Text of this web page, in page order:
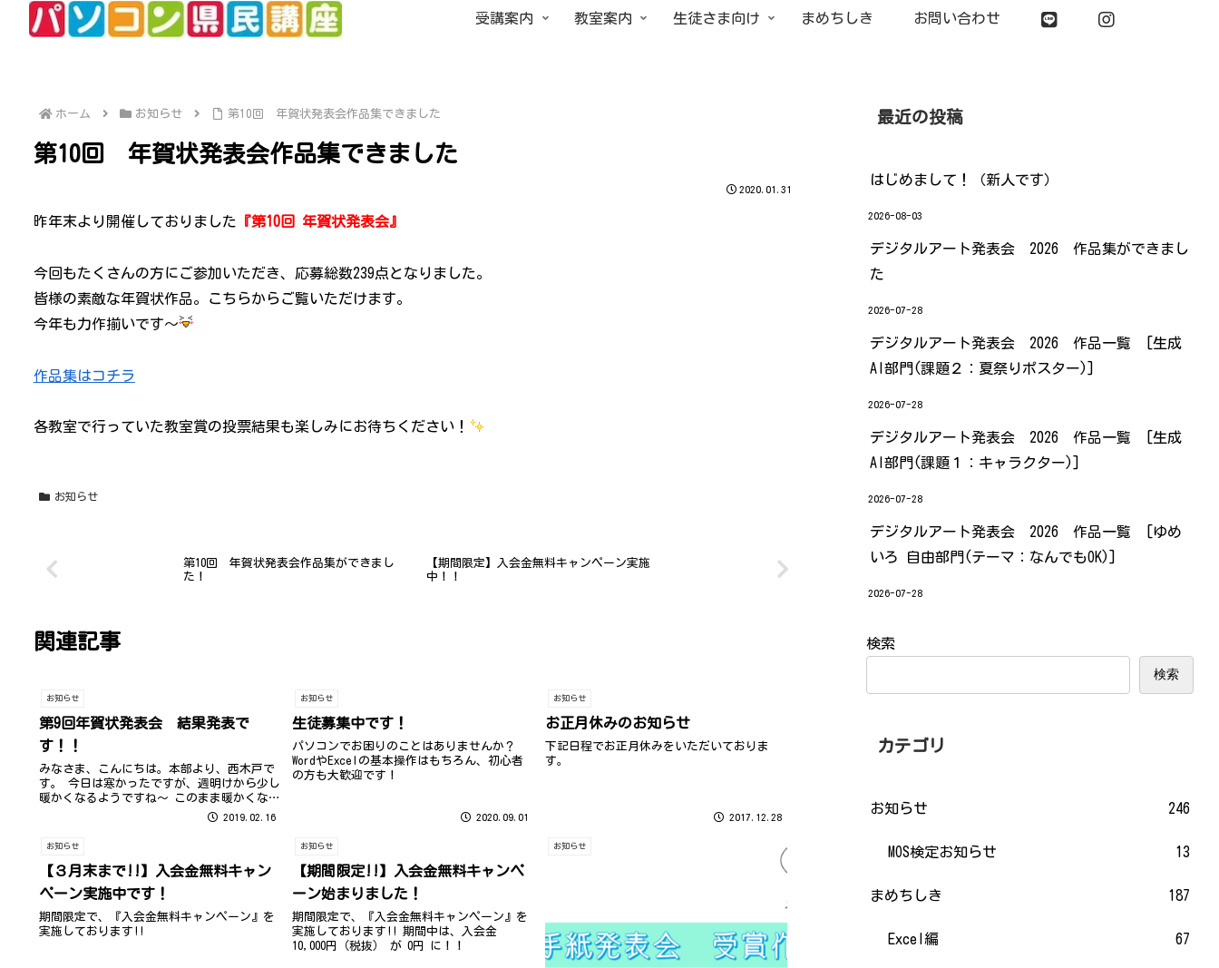
受講案内 教室案内 生徒さま向け まめちしき お問い合わせ
ホーム お知らせ 第10回 年賀状発表会作品集できました
第10回 年賀状発表会作品集できました
2020.01.31
昨年末より開催しておりました 『第10回 年賀状発表会』
今回もたくさんの方にご参加いただき、応募総数239点となりました。
皆様の素敵な年賀状作品。こちらからご覧いただけます。
今年も力作揃いです～
作品集はコチラ
各教室で行っていた教室賞の投票結果も楽しみにお待ちください！
お知らせ
第10回 年賀状発表会作品集ができまし
た！
【期間限定】入会金無料キャンペーン実施
中！！
関連記事
お知らせ
第9回年賀状発表会 結果発表で
す！！
みなさま、こんにちは。本部より、西木戸で
す。 今日は寒かったですが、週明けから少し
暖かくなるようですね～ このまま暖かくなっ
てほしいです… 寒暖差がありますので、みな
2019.02.16
お知らせ
生徒募集中です！
パソコンでお困りのことはありませんか？
WordやExcelの基本操作はもちろん、初心者
の方も大歓迎です！
2020.09.01
お知らせ
お正月休みのお知らせ
下記日程でお正月休みをいただいておりま
す。
2017.12.28
お知らせ
【３月末まで!!】入会金無料キャン
ペーン実施中です！
期間限定で、『入会金無料キャンペーン』を
実施しております!!
お知らせ
【期間限定!!】入会金無料キャンペ
ーン始まりました！
期間限定で、『入会金無料キャンペーン』を
実施しております!! 期間中は、入会金
10,000円（税抜） が 0円 に！！
お知らせ
最近の投稿
はじめまして！（新人です）
2026-08-03
デジタルアート発表会 2026 作品集ができまし
た
2026-07-28
デジタルアート発表会 2026 作品一覧 [生成
AI部門(課題２：夏祭りポスター)]
2026-07-28
デジタルアート発表会 2026 作品一覧 [生成
AI部門(課題１：キャラクター)]
2026-07-28
デジタルアート発表会 2026 作品一覧 [ゆめ
いろ 自由部門(テーマ：なんでもOK)]
2026-07-28
検索
検索
カテゴリ
お知らせ 246
MOS検定お知らせ 13
まめちしき 187
Excel編 67